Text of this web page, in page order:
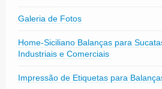
Galeria de Fotos
Home-Siciliano Balanças para
Industriais e Comerciais
Impressão de Etiquetas para